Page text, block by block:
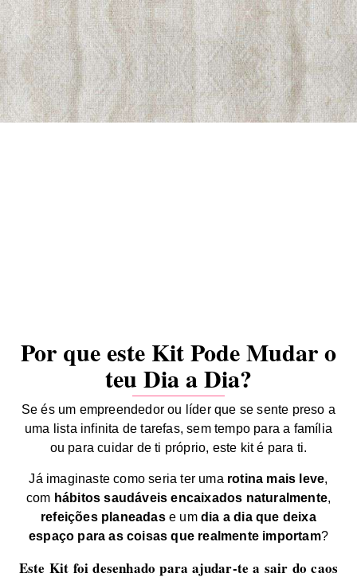
Por que este Kit Pode Mudar o
teu Dia a Dia?
Se és um empreendedor ou líder que se sente preso a
uma lista infinita de tarefas, sem tempo para a família
ou para cuidar de ti próprio, este kit é para ti.
Já imaginaste como seria ter uma rotina mais leve,
com hábitos saudáveis encaixados naturalmente,
refeições planeadase umdia a dia que deixa
espaço para as coisas que realmente importam?
Este Kit foi desenhado para ajudar-te a sair do caos